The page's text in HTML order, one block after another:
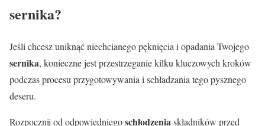
sernika?
Jeśli chcesz uniknąć niechcianego pęknięcia i opadania Twojego
sernika, konieczne jest przestrzeganie kilku kluczowych kroków
podczas procesu przygotowywania i schładzania tego pysznego
deseru.
Rozpocznij od odpowiedniegoschłodzenia składników przed